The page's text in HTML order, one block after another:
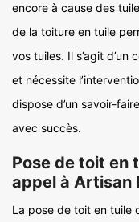
encore à cause des
de la toiture en tuile
vos tuiles. Il s’agit d’un
et nécessite
dispose d’un savoir-
avec succès.
Pose de toit en
appel à Artisan
La pose de toit en tuile